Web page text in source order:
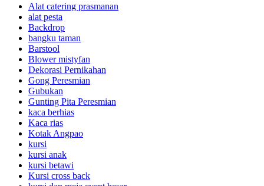
Alat catering prasmanan
alat pesta
Backdrop
bangku taman
Barstool
Blower mistyfan
Dekorasi Pernikahan
Gong Peresmian
Gubukan
Gunting Pita Peresmian
kaca berhias
Kaca rias
Kotak Angpao
kursi
kursi anak
kursi betawi
Kursi cross back